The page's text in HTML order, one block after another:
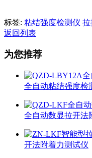
标签: 粘结强度检测仪 拉
返回列表
为您推荐
全自动粘结强度检
全自动数显拉开法
开法附着力测试仪